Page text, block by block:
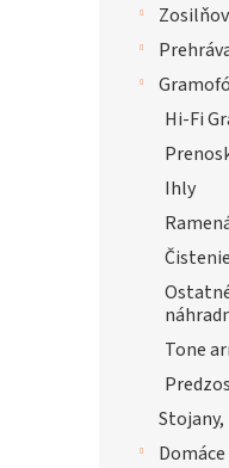
Hi-Fi
Ihly
Tone